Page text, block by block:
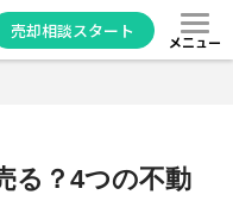
売却相談スタート
メニュー
る？4つの不動